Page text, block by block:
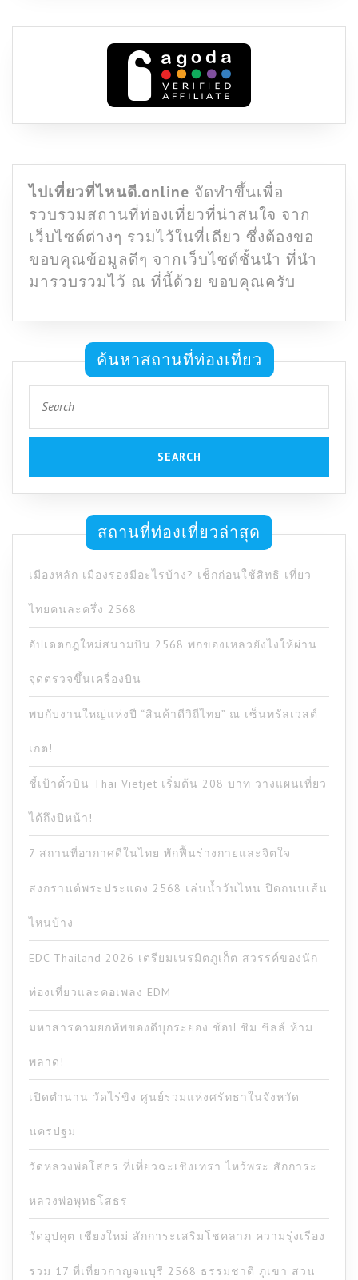
ไปเที่ยวที่ไหนดี.online จัดทำขึ้นเพื่อ
รวบรวมสถานที่ท่องเที่ยวที่น่าสนใจ จาก
เว็บไซต์ต่างๆ รวมไว้ในที่เดียว ซึ่งต้องขอ
ขอบคุณข้อมูลดีๆ จากเว็บไซต์ชั้นนำ ที่นำ
มารวบรวมไว้ ณ ที่นี้ด้วย ขอบคุณครับ
ค้นหาสถานที่ท่องเที่ยว
for:
สถานที่ท่องเที่ยวล่าสุด
เมืองหลัก เมืองรองมีอะไรบ้าง? เช็กก่อนใช้สิทธิ เที่ยว
ไทยคนละครึ่ง 2568
อัปเดตกฎใหม่สนามบิน 2568 พกของเหลวยังไงให้ผ่าน
จุดตรวจขึ้นเครื่องบิน
พบกับงานใหญ่แห่งปี “สินค้าดีวิถีไทย” ณ เซ็นทรัลเวสต์
เกต!
ชี้เป้าตั๋วบิน Thai Vietjet เริ่มต้น 208 บาท วางแผนเที่ยว
ได้ถึงปีหน้า!
7 สถานที่อากาศดีในไทย พักฟื้นร่างกายและจิตใจ
สงกรานต์พระประแดง 2568 เล่นน้ำวันไหน ปิดถนนเส้น
ไหนบ้าง
EDC Thailand 2026 เตรียมเนรมิตภูเก็ต สวรรค์ของนัก
ท่องเที่ยวและคอเพลง EDM
มหาสารคามยกทัพของดีบุกระยอง ช้อป ชิม ชิลล์ ห้าม
พลาด!
เปิดตำนาน วัดไร่ขิง ศูนย์รวมแห่งศรัทธาในจังหวัด
นครปฐม
วัดหลวงพ่อโสธร ที่เที่ยวฉะเชิงเทรา ไหว้พระ สักการะ
หลวงพ่อพุทธโสธร
วัดอุปคุต เชียงใหม่ สักการะเสริมโชคลาภ ความรุ่งเรือง
รวม 17 ที่เที่ยวกาญจนบุรี 2568 ธรรมชาติ ภูเขา สวน